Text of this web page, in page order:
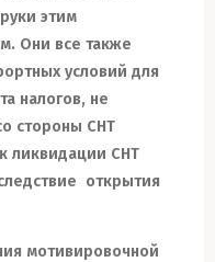
этим
Они все также
условий для
налогов, не
стороны СНТ
ликвидации СНТ
открытия
мотивировочной